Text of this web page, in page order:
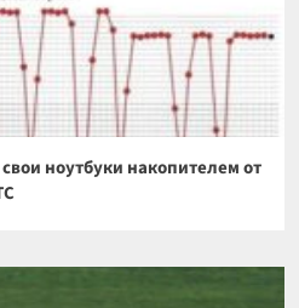
ноутбуки накопителем от